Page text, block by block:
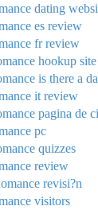
dating
es review
fr review
hookup site
is there a
it review
pagina de
pc
quizzes
review
revisi?n
visitors